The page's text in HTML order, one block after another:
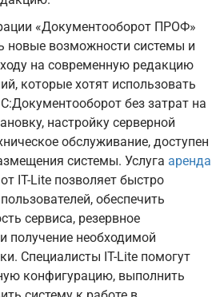
«Документооборот ПРОФ»
новые возможности системы и
на современную редакцию
которые хотят использовать
без затрат на
настройку серверной
обслуживание, доступен
системы. Услуга аренда
от IT-Lite позволяет быстро
обеспечить
сервиса, резервное
получение необходимой
Специалисты IT-Lite помогут
конфигурацию, выполнить